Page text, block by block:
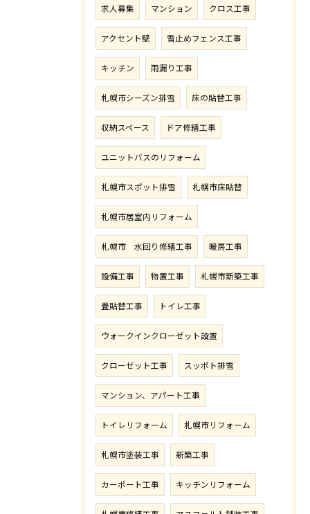
求人募集 マンション クロス工事
アクセント壁 雪止めフェンス工事
キッチン 雨漏り工事
札幌市シーズン排雪 床の貼替工事
収納スペース ドア修繕工事
ユニットバスのリフォーム
札幌市スポット排雪 札幌市床貼替
札幌市居室内リフォーム
札幌市 水回り修繕工事 暖房工事
設備工事 物置工事 札幌市新築工事
畳貼替工事 トイレ工事
ウォークインクローゼット設置
クローゼット工事 スッポト排雪
マンション、アパート工事
トイレリフォーム 札幌市リフォーム
札幌市塗装工事 新築工事
カーポート工事 キッチンリフォーム